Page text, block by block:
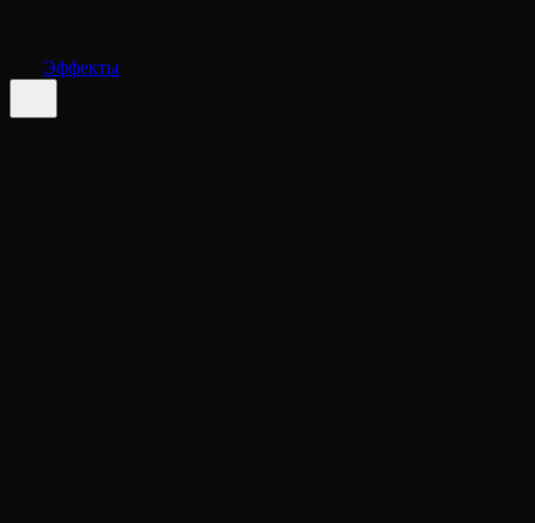
Эффекты